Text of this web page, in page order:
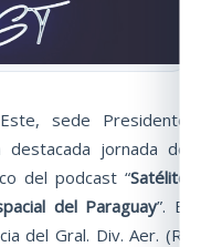
sede Presidente
jornada de
del podcast “Satélite
del Paraguay”. El
del Gral. Div. Aer. (R)